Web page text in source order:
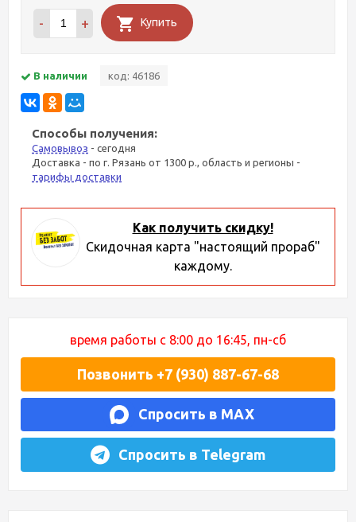
- + Купить
В наличии код: 46186
Способы получения:
Самовывоз - сегодня
Доставка - по г. Рязань от 1300 р., область и регионы -
тарифы доставки
Как получить скидку!
Скидочная карта "настоящий прораб"
каждому.
время работы с 8:00 до 16:45, пн-сб
Позвонить +7 (930) 887-67-68
Спросить в MAX
Спросить в Telegram